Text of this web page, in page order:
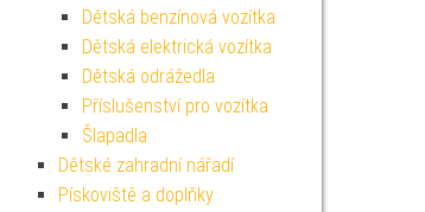
Dětská benzínová vozítka
Dětská elektrická vozítka
Dětská odrážedla
Příslušenství pro vozítka
Šlapadla
Dětské zahradní nářadí
Pískoviště a doplňky